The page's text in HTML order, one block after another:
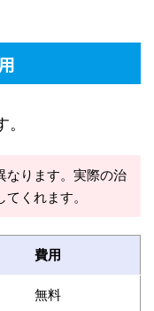
なります。実際の治
くれます。
費用
無料